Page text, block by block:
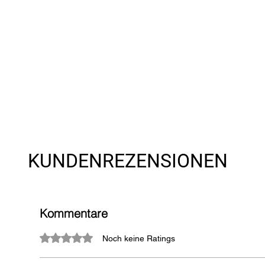
KUNDENREZENSIONEN
Kommentare
Mit 0 von 5 Sternen bewertet.Noch keine Ratings